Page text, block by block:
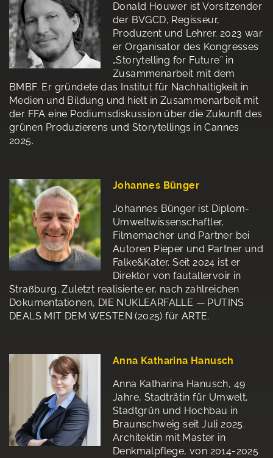
Donald Houwer ist Vorsitzender
der BVGCD, Regisseur,
Produzent und Lehrer. 2023 war
er Organisator des Kongresses
„Storytelling for Future” in
Zusammenarbeit mit dem
BMBF. Er gründete das Institut für Nachhaltigkeit in
Medien und Bildung und hielt in Zusammenarbeit mit
der FFA eine Podiumsdiskussion über die Zukunft des
grünen Produzierens und Storytellings in Cannes
2025.
Johannes Bünger
Johannes Bünger ist Diplom-
Umweltwissenschaftler,
Filmemacher und Partner bei
Autoren Pieper und Partner und
Falke&Kater. Seit 2024 ist er
Direktor von fautallervoir in
Straßburg. Zuletzt realisierte er, nach zahlreichen
Dokumentationen, DIE NUKLEARFALLE — PUTINS
DEALS MIT DEM WESTEN (2025) für ARTE.
Anna Katharina Hanusch
Anna Katharina Hanusch, 49
Jahre, Stadträtin für Umwelt,
Stadtgrün und Hochbau in
Braunschweig seit Juli 2025.
Architektin mit Master in
Denkmalpflege, von 2014-2025